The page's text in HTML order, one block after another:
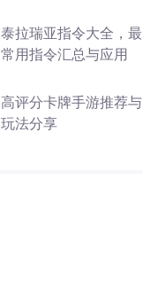
泰拉瑞亚指令大全，最
常用指令汇总与应用
高评分卡牌手游推荐与
玩法分享